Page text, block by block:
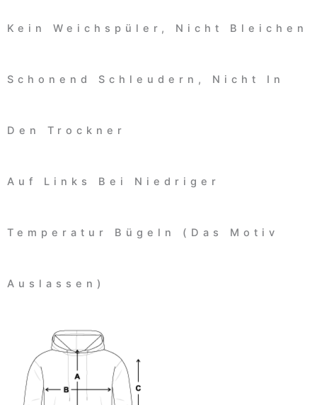
Kein Weichspüler, Nicht Bleichen
Schonend Schleudern, Nicht In
Den Trockner
Auf Links Bei Niedriger
Temperatur Bügeln (das Motiv
Auslassen)